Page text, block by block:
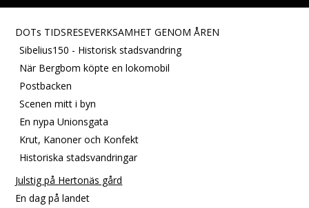
DOTs TIDSRESEVERKSAMHET GENOM ÅREN
Sibelius150 - Historisk stadsvandring
När Bergbom köpte en lokomobil
Postbacken
Scenen mitt i byn
En nypa Unionsgata
Krut, Kanoner och Konfekt
Historiska stadsvandringar
Julstig på Hertonäs gård
En dag på landet